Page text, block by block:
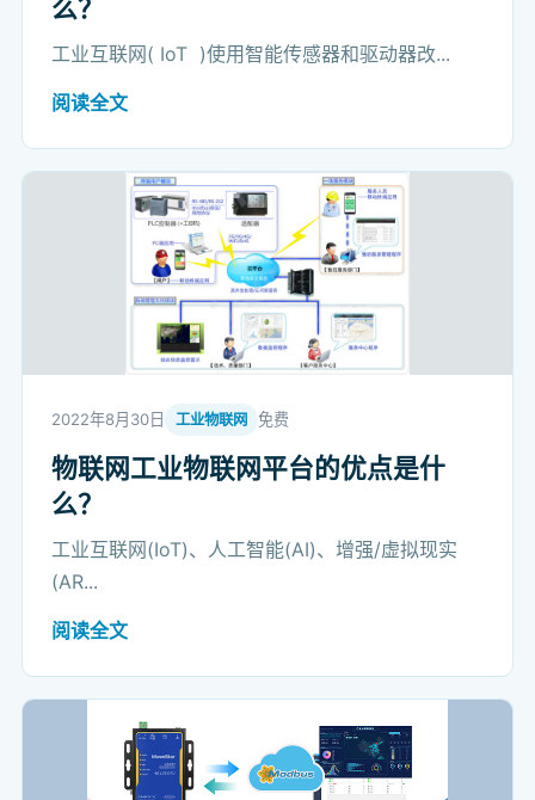
么？
工业互联网( IoT )使用智能传感器和驱动器改...
阅读全文
2022年8月30日 工业物联网 免费
物联网工业物联网平台的优点是什
么？
工业互联网(IoT)、人工智能(AI)、增强/虚拟现实
(AR...
阅读全文